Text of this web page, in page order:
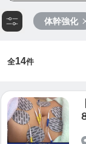
体幹強化
全14件